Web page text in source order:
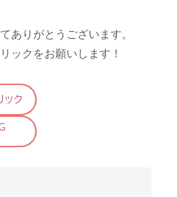
ありがとうございます。
ックをお願いします！